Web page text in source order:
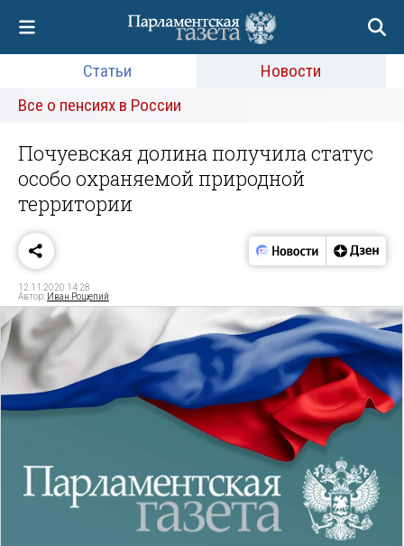
Статьи
Новости
Все о пенсиях в России
Почуевская долина получила статус
особо охраняемой природной
территории
12.11.2020 14:28
Автор: Иван Рощепий